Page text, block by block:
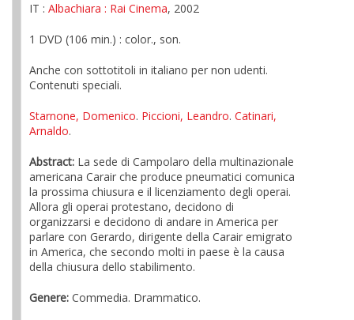
IT : Albachiara : Rai Cinema, 2002
1 DVD (106 min.) : color., son.
Anche con sottotitoli in italiano per non udenti.
Contenuti speciali.
Starnone, Domenico. Piccioni, Leandro. Catinari,
Arnaldo.
Abstract: La sede di Campolaro della multinazionale
americana Carair che produce pneumatici comunica
la prossima chiusura e il licenziamento degli operai.
Allora gli operai protestano, decidono di
organizzarsi e decidono di andare in America per
parlare con Gerardo, dirigente della Carair emigrato
in America, che secondo molti in paese è la causa
della chiusura dello stabilimento.
Genere: Commedia. Drammatico.